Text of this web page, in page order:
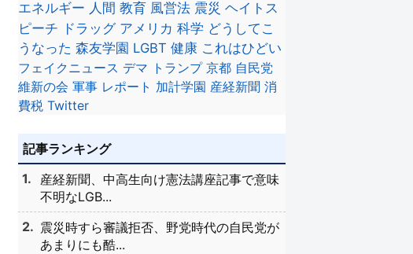
エネルギー 人間 教育 風営法 震災 ヘイトス
ピーチ ドラッグ アメリカ 科学 どうしてこ
うなった 森友学園 LGBT 健康 これはひどい
フェイクニュース デマ トランプ 京都 自民党
維新の会 軍事 レポート 加計学園 産経新聞 消
費税 Twitter
記事ランキング
産経新聞、中高生向け憲法講座記事で意味
不明なLGB...
震災時すら審議拒否、野党時代の自民党が
あまりにも酷...